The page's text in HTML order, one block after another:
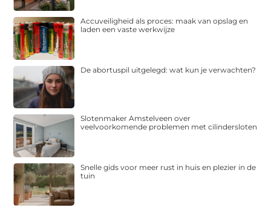
Accuveiligheid als proces: maak van opslag en
laden een vaste werkwijze
De abortuspil uitgelegd: wat kun je verwachten?
Slotenmaker Amstelveen over
veelvoorkomende problemen met cilindersloten
Snelle gids voor meer rust in huis en plezier in de
tuin